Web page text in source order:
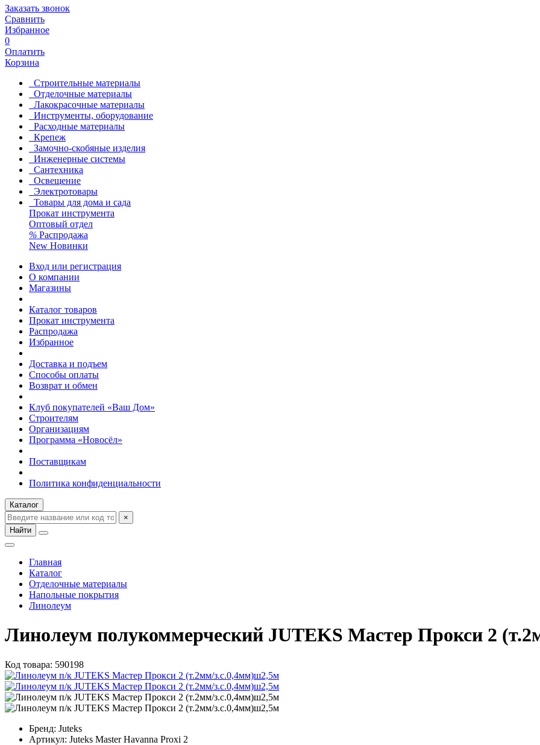
Заказать звонок
Сравнить
Избранное
0
Оплатить
Корзина
Строительные материалы
Отделочные материалы
Лакокрасочные материалы
Инструменты, оборудование
Расходные материалы
Крепеж
Замочно-скобяные изделия
Инженерные системы
Сантехника
Освещение
Электротовары
Товары для дома и сада
Прокат инструмента
Оптовый отдел
% Распродажа
New Новинки
Вход или регистрация
О компании
Магазины
Каталог товаров
Прокат инструмента
Распродажа
Избранное
Доставка и подъем
Способы оплаты
Возврат и обмен
Клуб покупателей «Ваш Дом»
Строителям
Организациям
Программа «Новосёл»
Поставщикам
Политика конфиденциальности
Каталог
×
Найти
Главная
Каталог
Отделочные материалы
Напольные покрытия
Линолеум
Линолеум полукоммерческий JUTEKS Мастер Прокси 2
Код товара: 590198
Бренд: Juteks
Артикул: Juteks Master Havanna Proxi 2